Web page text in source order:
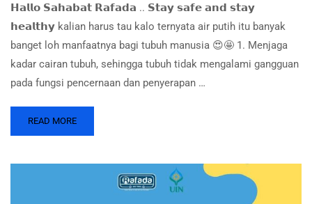
𝗛𝗮𝗹𝗹𝗼 𝗦𝗮𝗵𝗮𝗯𝗮𝘁 𝗥𝗮𝗳𝗮𝗱𝗮 .. 𝗦𝘁𝗮𝘆 𝘀𝗮𝗳𝗲 𝗮𝗻𝗱 𝘀𝘁𝗮𝘆
𝗵𝗲𝗮𝗹𝘁𝗵𝘆 kalian harus tau kalo ternyata air putih itu banyak
banget loh manfaatnya bagi tubuh manusia 😍🤩 1. Menjaga
kadar cairan tubuh, sehingga tubuh tidak mengalami gangguan
pada fungsi pencernaan dan penyerapan …
READ MORE